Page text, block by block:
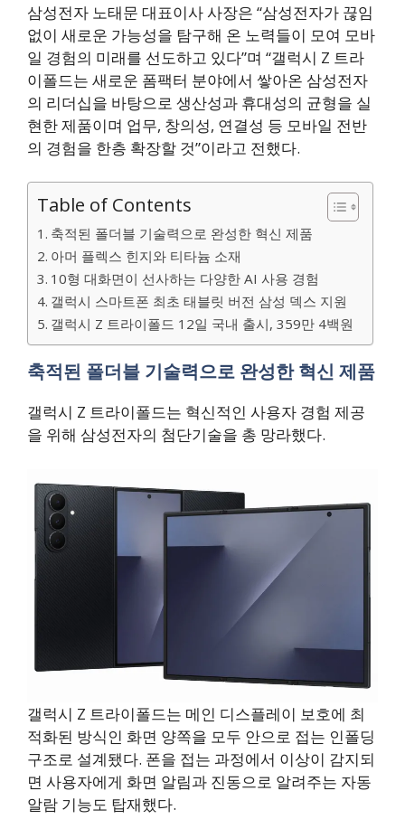
삼성전자 노태문 대표이사 사장은 “삼성전자가 끊임
없이 새로운 가능성을 탐구해 온 노력들이 모여 모바
일 경험의 미래를 선도하고 있다”며 “갤럭시 Z 트라
이폴드는 새로운 폼팩터 분야에서 쌓아온 삼성전자
의 리더십을 바탕으로 생산성과 휴대성의 균형을 실
현한 제품이며 업무, 창의성, 연결성 등 모바일 전반
의 경험을 한층 확장할 것”이라고 전했다.
Table of Contents
축적된 폴더블 기술력으로 완성한 혁신 제품
아머 플렉스 힌지와 티타늄 소재
10형 대화면이 선사하는 다양한 AI 사용 경험
갤럭시 스마트폰 최초 태블릿 버전 삼성 덱스 지원
갤럭시 Z 트라이폴드 12일 국내 출시, 359만 4백원
축적된 폴더블 기술력으로 완성한 혁신 제품
갤럭시 Z 트라이폴드는 혁신적인 사용자 경험 제공
을 위해 삼성전자의 첨단기술을 총 망라했다.
갤럭시 Z 트라이폴드는 메인 디스플레이 보호에 최
적화된 방식인 화면 양쪽을 모두 안으로 접는 인폴딩
구조로 설계됐다. 폰을 접는 과정에서 이상이 감지되
면 사용자에게 화면 알림과 진동으로 알려주는 자동
알람 기능도 탑재했다.